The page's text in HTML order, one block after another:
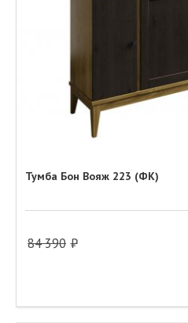
Тумба Бон Вояж 223 (ФК)
84 390